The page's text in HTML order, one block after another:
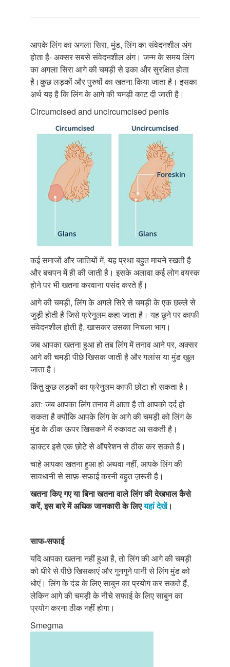
आपके लिंग का अगला सिरा, मुंड, लिंग का संवेदनशील अंग
होता है- अक्सर सबसे संवेदनशील अंग। जन्म के समय लिंग
का अगला सिरा आगे की चमड़ी से ढका और सुरक्षित होता
है।कुछ लड़कों और पुरुषों का खतना किया जाता है। इसका
अर्थ यह है कि लिंग के आगे की चमड़ी काट दी जाती है।
Circumcised and uncircumcised penis
कई समाजों और जातियों में, यह प्रथा बहुत मायने रखती है
और बचपन में ही की जाती है। इसके अलावा कई लोग वयस्क
होने पर भी खतना करवाना पसंद करते हैं।
आगे की चमड़ी, लिंग के अगले सिरे से चमड़ी के एक छल्ले से
जुड़ी होती है जिसे फ्रेनुलम कहा जाता है। यह छूने पर काफी
संवेदनशील होती है, खासकर उसका निचला भाग।
जब आपका खतना हुआ हो तब लिंग में तनाव आने पर, अक्सर
आगे की चमड़ी पीछे खिसक जाती है और गलांस या मुंड खुल
जाता है।
किंतु कुछ लड़कों का फ्रेनुलम काफी छोटा हो सकता है।
अतः जब आपका लिंग तनाव में आता है तो आपको दर्द हो
सकता है क्योंकि आपके लिंग के आगे की चमड़ी को लिंग के
मुंड के ठीक ऊपर खिसकने में रुकावट आ सकती है।
डाक्टर इसे एक छोटे से ऑपरेशन से ठीक कर सकते हैं।
चाहे आपका खतना हुआ हो अथवा नहीं, आपके लिंग की
सावधानी से साफ़-सफ़ाई करनी बहुत ज़रूरी है।
खतना किए गए या बिना खतना वाले लिंग की देखभाल कैसे
करें, इस बारे में अधिक जानकारी के लिएयहां देखें।
साफ-सफाई
यदि आपका खतना नहीं हुआ है, तो लिंग की आगे की चमड़ी
को धीरे से पीछे खिसकाएं और गुनगुने पानी से लिंग मुंड को
धोएं। लिंग के दंड के लिए साबुन का प्रयोग कर सकते हैं,
लेकिन आगे की चमड़ी के नीचे सफाई के लिए साबुन का
प्रयोग करना ठीक नहीं होगा।
Smegma